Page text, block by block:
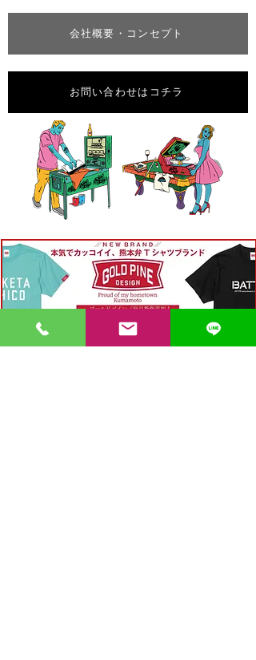
会社概要・コンセプト
お問い合わせはコチラ